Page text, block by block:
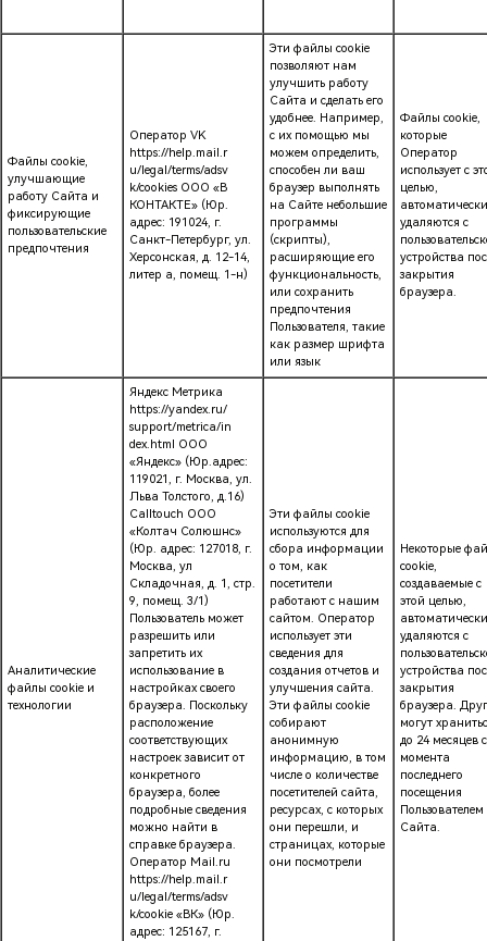
Файлы cookie,
улучшающие
работу Сайта и
фиксирующие
пользовательские
предпочтения
Оператор VK
https://help.mail.r
u/legal/terms/adsv
k/cookies ООО «В
КОНТАКТЕ» (Юр.
адрес: 191024, г.
Санкт-Петербург, ул.
Херсонская, д. 12-14,
литер а, помещ. 1-н)
Эти файлы cookie
позволяют нам
улучшить работу
Сайта и сделать его
удобнее. Например,
с их помощью мы
можем определить,
способен ли ваш
браузер выполнять
на Сайте небольшие
программы
(скрипты),
расширяющие его
функциональность,
или сохранить
предпочтения
Пользователя, такие
как размер шрифта
или язык
Файлы cookie,
которые
Оператор
использует с
целью,
автоматически
удаляются с
устройства
закрытия
браузера.
Аналитические
файлы cookie и
технологии
Яндекс Метрика
https://yandex.ru/
support/metrica/in
dex.html ООО
«Яндекс» (Юр.адрес:
119021, г. Москва, ул.
Льва Толстого, д.16)
Calltouch ООО
«Колтач Солюшнс»
(Юр. адрес: 127018, г.
Москва, ул
Складочная, д. 1, стр.
9, помещ. 3/1)
Пользователь может
разрешить или
запретить их
использование в
настройках своего
браузера. Поскольку
расположение
соответствующих
настроек зависит от
конкретного
браузера, более
подробные сведения
можно найти в
справке браузера.
Оператор Mail.ru
https://help.mail.r
u/legal/terms/adsv
k/cookie «ВК» (Юр.
адрес: 125167, г.
Эти файлы cookie
используются для
сбора информации
о том, как
посетители
работают с нашим
сайтом. Оператор
использует эти
сведения для
создания отчетов и
улучшения сайта.
Эти файлы cookie
собирают
анонимную
информацию, в том
числе о количестве
посетителей сайта,
ресурсах, с которых
они перешли, и
страницах, которые
они посмотрели
Некоторые
cookie,
создаваемые с
этой целью,
автоматически
удаляются с
устройства
закрытия
браузера.
могут
до 24 месяцев с
момента
последнего
посещения
Пользователем
Сайта.